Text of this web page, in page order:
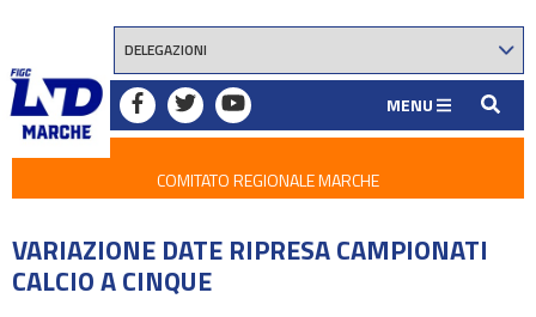
MENU
COMITATO REGIONALE MARCHE
VARIAZIONE DATE RIPRESA CAMPIONATI
CALCIO A CINQUE